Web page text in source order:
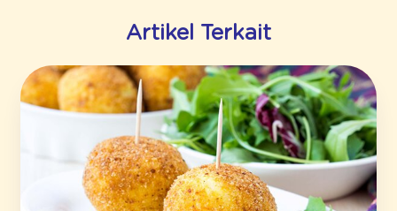
Artikel Terkait